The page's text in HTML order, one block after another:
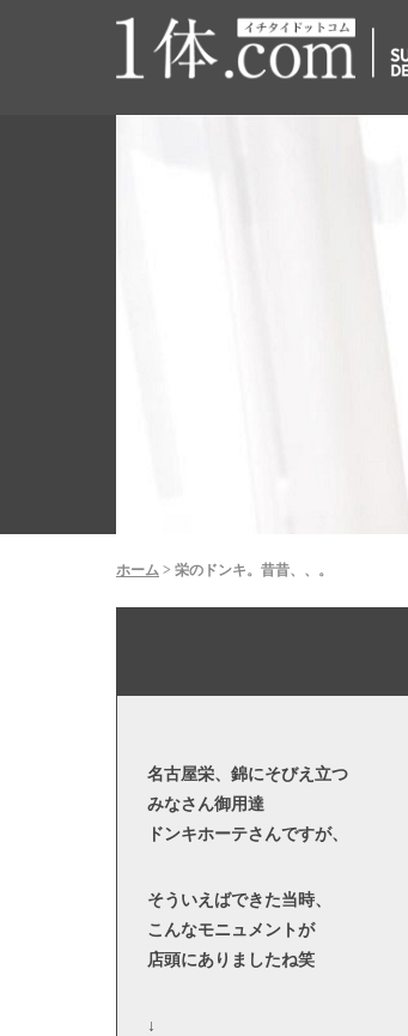
ホーム > 栄のドンキ。昔昔、、。
名古屋栄、錦にそびえ立つ
みなさん御用達
ドンキホーテさんですが、
そういえばできた当時、
こんなモニュメントが
店頭にありましたね笑
↓